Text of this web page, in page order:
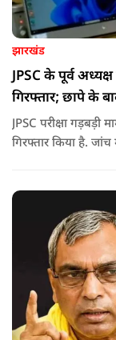
झारखंड
JPSC के पूर्व
गिरफ्तार; छापे के
JPSC परीक्षा गड़बड़ी
गिरफ्तार किया है.